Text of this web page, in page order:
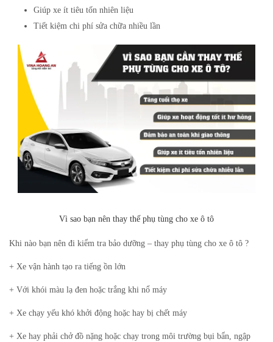
Giúp xe ít tiêu tốn nhiên liệu
Tiết kiệm chi phí sửa chữa nhiều lần
Vì sao bạn nên thay thế phụ tùng cho xe ô tô
Khi nào bạn nên đi kiểm tra bảo dưỡng – thay phụ tùng cho xe ô tô ?
+ Xe vận hành tạo ra tiếng ồn lớn
+ Với khói màu lạ đen hoặc trắng khi nổ máy
+ Xe chạy yếu khó khởi động hoặc hay bị chết máy
+ Xe hay phải chở đồ nặng hoặc chạy trong môi trường bụi bẩn, ngập